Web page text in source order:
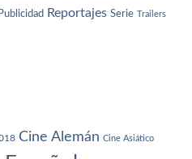
Publicidad Reportajes Serie Trailers
Cine Alemán Cine Asiático